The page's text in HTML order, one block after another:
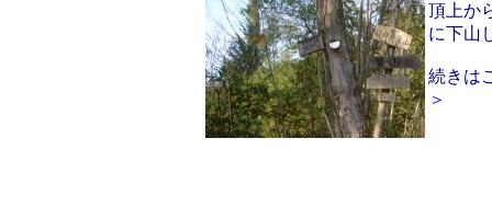
頂上か
に下山
続きは
＞